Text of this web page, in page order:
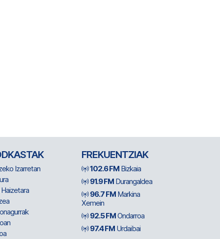
Izarretan
FREKUENTZIAK
102.6 FM Bizkaia
91.9 FM Durangaldea
96.7 FM Markina
Xemein
92.5 FMOndarroa
97.4 FM Urdaibai